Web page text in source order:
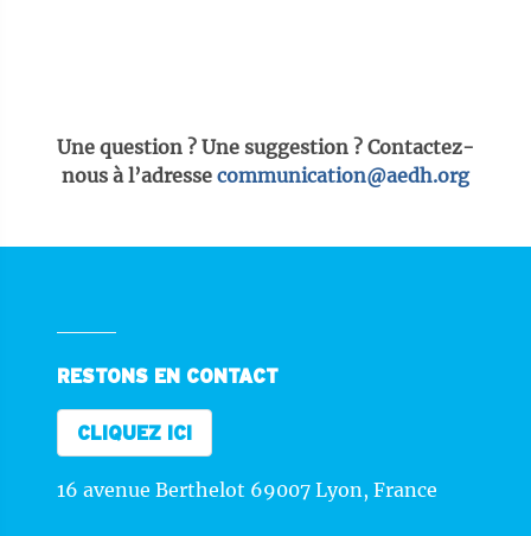
Une question ? Une suggestion ? Contactez-
nous à l’adresse communication@aedh.org
RESTONS EN CONTACT
CLIQUEZ ICI
16 avenue Berthelot 69007 Lyon, France